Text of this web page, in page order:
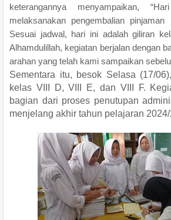
keterangannya menyampaikan,
melaksanakan pengembalian
Sesuai jadwal, hari ini adalah giliran
Alhamdulillah, kegiatan berjalan dengan
arahan yang telah kami sampaikan
Sementara itu, besok Selasa (17/
kelas VIII D, VIII E, dan VIII F.
bagian dari proses penutupan
menjelang akhir tahun pelajaran